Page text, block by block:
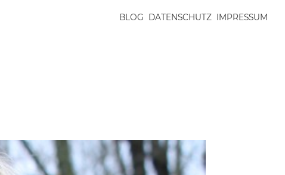
BLOG DATENSCHUTZ IMPRESSUM